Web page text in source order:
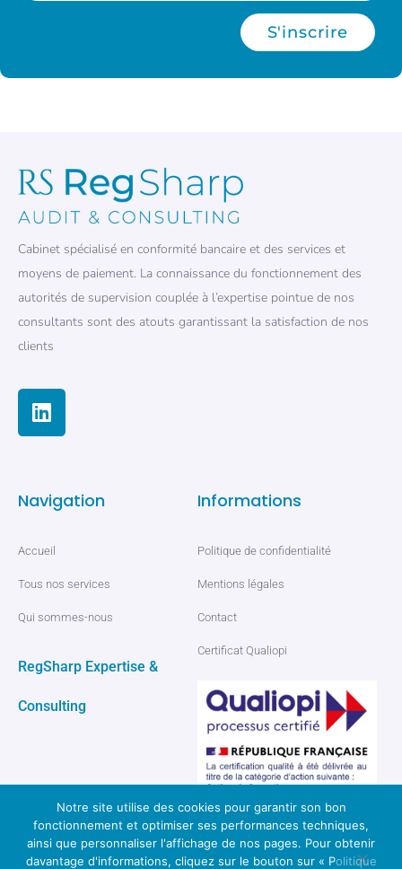
S'inscrire
Cabinet spécialisé en conformité bancaire et des services et
moyens de paiement. La connaissance du fonctionnement des
autorités de supervision couplée à l’expertise pointue de nos
consultants sont des atouts garantissant la satisfaction de nos
clients
Navigation
Accueil
Tous nos services
Qui sommes-nous
RegSharp Expertise &
Consulting
Informations
Politique de confidentialité
Mentions légales
Contact
Certificat Qualiopi
Notre site utilise des cookies pour garantir son bon
fonctionnement et optimiser ses performances techniques,
ainsi que personnaliser l'affichage de nos pages. Pour obtenir
davantage d'informations, cliquez sur le bouton sur « Politique